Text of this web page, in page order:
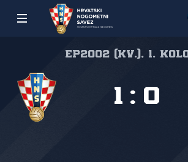
EP2002 (kv.), 1. kolo
1 : 0